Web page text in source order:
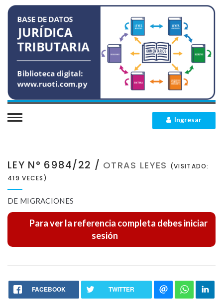
INICIO
QUIENES SOMOS
Leyes Impositivas
Decretos
Resoluciones
MEMBRESIAS
Ingresar
LEY N° 6984/22 / OTRAS LEYES (VISITADO:
419 VECES)
DE MIGRACIONES
Para ver la referencia completa debes iniciar
sesión
FACEBOOK TWITTER